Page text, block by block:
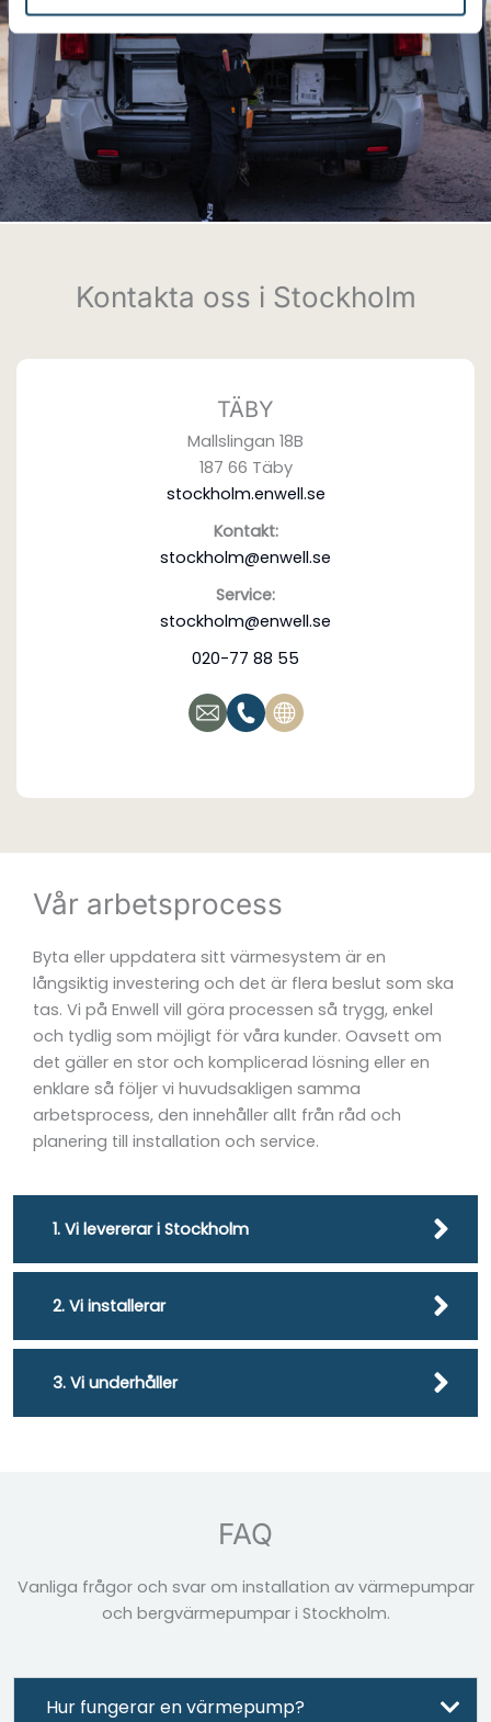
Kontakta oss i Stockholm
TÄBY
Mallslingan 18B
187 66 Täby
stockholm.enwell.se
Kontakt:
stockholm@enwell.se
Service:
stockholm@enwell.se
020-77 88 55
1. Vi levererar i Stockholm
2. Vi installerar
3. Vi underhåller
Vår arbetsprocess
Byta eller uppdatera sitt värmesystem är en
långsiktig investering och det är flera beslut som ska
tas. Vi på Enwell vill göra processen så trygg, enkel
och tydlig som möjligt för våra kunder. Oavsett om
det gäller en stor och komplicerad lösning eller en
enklare så följer vi huvudsakligen samma
arbetsprocess, den innehåller allt från råd och
planering till installation och service.
FAQ
Vanliga frågor och svar om installation av värmepumpar
och bergvärmepumpar i Stockholm.
Hur fungerar en värmepump?